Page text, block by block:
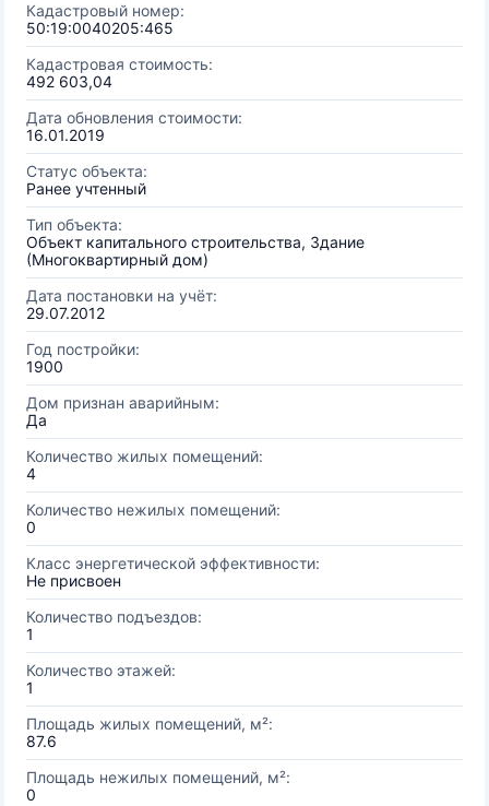
Кадастровый номер:
50:19:0040205:465
Кадастровая стоимость:
492 603,04
Дата обновления стоимости:
16.01.2019
Статус объекта:
Ранее учтенный
Тип объекта:
Объект капитального строительства, Здание
(Многоквартирный дом)
Дата постановки на учёт:
29.07.2012
Год постройки:
1900
Дом признан аварийным:
Да
Количество жилых помещений:
4
Количество нежилых помещений:
0
Класс энергетической эффективности:
Не присвоен
Количество подъездов:
1
Количество этажей:
1
Площадь жилых помещений, м²:
87.6
Площадь нежилых помещений, м²:
0